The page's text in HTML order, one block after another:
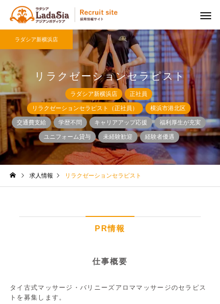
リラクゼーションセラピスト
ラダシア新横浜店
ラダシア新横浜店 正社員
リラクゼーションセラピスト（正社員） 横浜市港北区
交通費支給 学歴不問 キャリアアップ応援 福利厚生が充実
ユニフォーム貸与 未経験歓迎 経験者優遇
求人情報 リラクゼーションセラピスト
PR情報
仕事概要
タイ古式マッサージ・バリニーズアロママッサージのセラピス
トを募集します。